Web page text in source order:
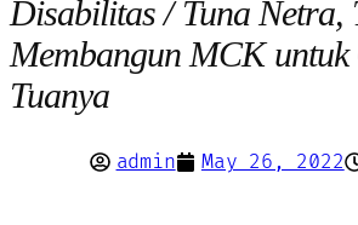
Disabilitas / Tuna Netra,
Membangun MCK
Tuanya
admin May 26, 2022